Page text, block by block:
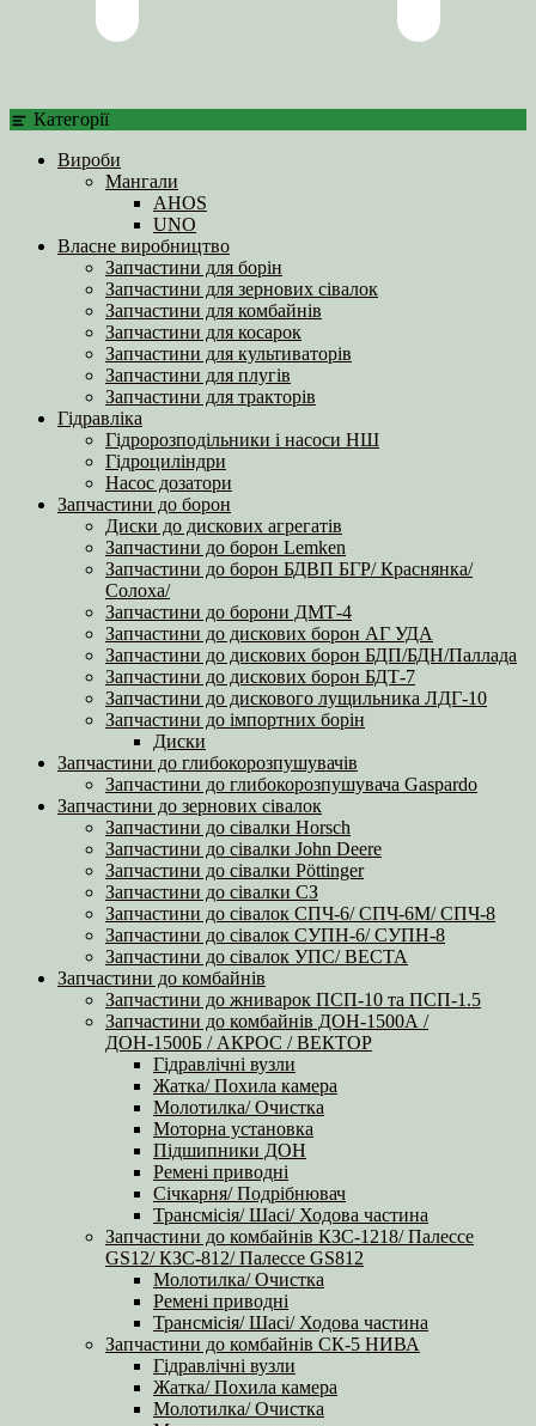
Категорії
Вироби
Мангали
AHOS
UNO
Власне виробництво
Запчастини для борін
Запчастини для зернових сівалок
Запчастини для комбайнів
Запчастини для косарок
Запчастини для культиваторів
Запчастини для плугів
Запчастини для тракторів
Гідравліка
Гідророзподільники і насоси НШ
Гідроциліндри
Насос дозатори
Запчастини до борон
Диски до дискових агрегатів
Запчастини до борон Lemken
Запчастини до борон БДВП БГР/ Краснянка/
Солоха/
Запчастини до борони ДМТ-4
Запчастини до дискових борон АГ УДА
Запчастини до дискових борон БДП/БДН/Паллада
Запчастини до дискових борон БДТ-7
Запчастини до дискового лущильника ЛДГ-10
Запчастини до імпортних борін
Диски
Запчастини до глибокорозпушувачів
Запчастини до глибокорозпушувача Gaspardo
Запчастини до зернових сівалок
Запчастини до сівалки Horsch
Запчастини до сівалки John Deere
Запчастини до сівалки Pöttinger
Запчастини до сівалки СЗ
Запчастини до сівалок СПЧ-6/ СПЧ-6М/ СПЧ-8
Запчастини до сівалок СУПН-6/ СУПН-8
Запчастини до сівалок УПС/ ВЕСТА
Запчастини до комбайнів
Запчастини до жниварок ПСП-10 та ПСП-1.5
Запчастини до комбайнів ДОН-1500А /
ДОН-1500Б / АКРОС / ВЕКТОР
Гідравлічні вузли
Жатка/ Похила камера
Молотилка/ Очистка
Моторна установка
Підшипники ДОН
Ремені приводні
Січкарня/ Подрібнювач
Трансмісія/ Шасі/ Ходова частина
Запчастини до комбайнів КЗС-1218/ Палессе
GS12/ КЗС-812/ Палессе GS812
Молотилка/ Очистка
Ремені приводні
Трансмісія/ Шасі/ Ходова частина
Запчастини до комбайнів СК-5 НИВА
Гідравлічні вузли
Жатка/ Похила камера
Молотилка/ Очистка